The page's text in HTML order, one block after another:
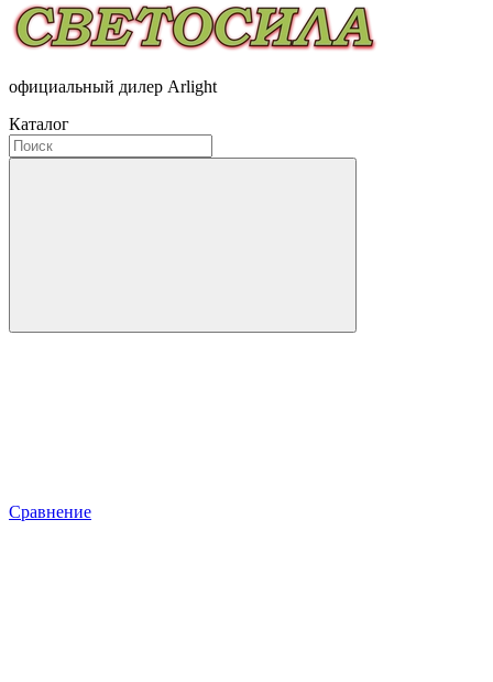
официальный дилер Arlight
Каталог
Сравнение